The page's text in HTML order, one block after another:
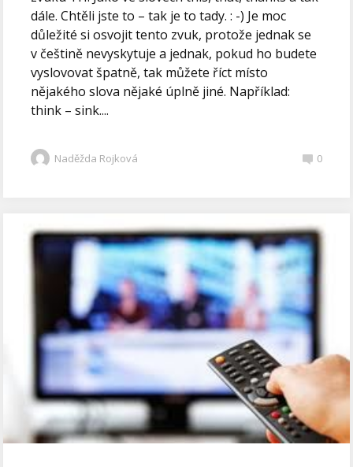
dále. Chtěli jste to – tak je to tady. : -) Je moc
důležité si osvojit tento zvuk, protože jednak se
v češtině nevyskytuje a jednak, pokud ho budete
vyslovovat špatně, tak můžete říct místo
nějakého slova nějaké úplně jiné. Například:
think – sink....
Naděžda Rojková 0